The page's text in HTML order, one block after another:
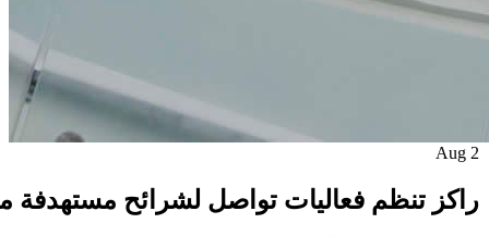
2
Aug
راكز تنظم فعاليات تواصل لشرائح